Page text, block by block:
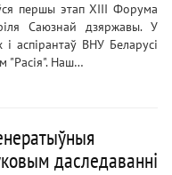
першы этап XIII Форума
Саюзнай дзяржавы. У
аспірантаў ВНУ Беларусі
"Расія". Наш…
даследаванні